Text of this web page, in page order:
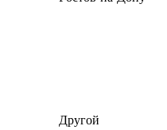
Другой